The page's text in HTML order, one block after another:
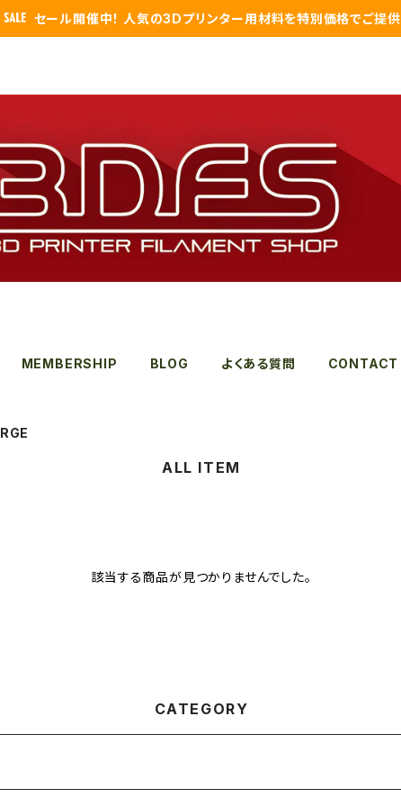
セール開催中！ 人気の3Dプリンター用材料を特別価格でご提供
MEMBERSHIP BLOG よくある質問 CONTACT
ALL ITEM
該当する商品が見つかりませんでした。
CATEGORY